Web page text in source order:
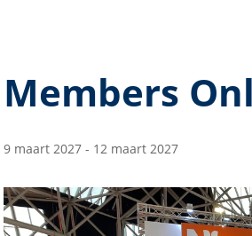
Members
9 maart 2027 - 12 maart 2027